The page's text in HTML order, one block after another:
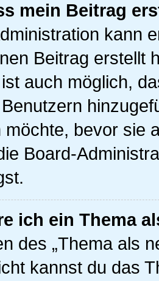
mein Beitrag
kann
Beitrag erstellt
auch möglich,
möchte, bevor sie
Board-
ich ein Thema
des „Thema als
kannst du das